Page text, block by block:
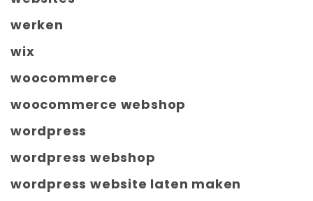
werken
wix
woocommerce
woocommerce webshop
wordpress
wordpress webshop
wordpress website laten maken